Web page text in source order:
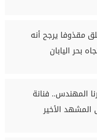
مقذوفا يرجح أنه
بحر اليابان
المهندس.. فنانة
الأخير